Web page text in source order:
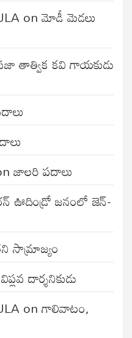
onమోడీ మెడలు
తాత్విక కవి గాయకుడు
జాలరి పదాలు
ఊదిండ్రో జనంలో జెన్-
సామ్రాజ్యం
దార్శనికుడు
onగాలివాటం,